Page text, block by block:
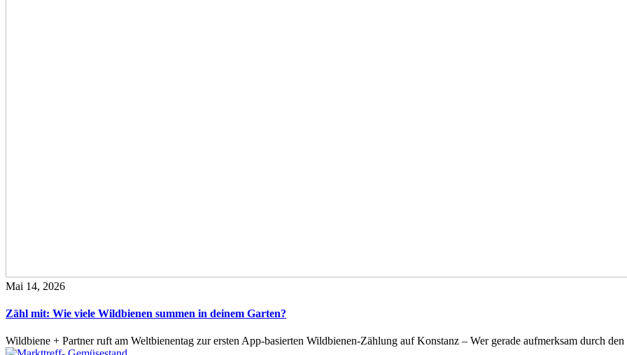
Mai 14, 2026
Zähl mit: Wie viele Wildbienen summen in deinem Garten?
Wildbiene + Partner ruft am Weltbienentag zur ersten App-basierten Wildbienen-Zählung auf Konstanz – Wer gerade aufmerksam durch